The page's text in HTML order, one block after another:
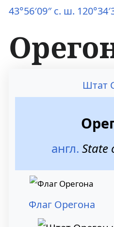
43°56′09″ с. ш.
Штат
англ. State
Флаг Орегона